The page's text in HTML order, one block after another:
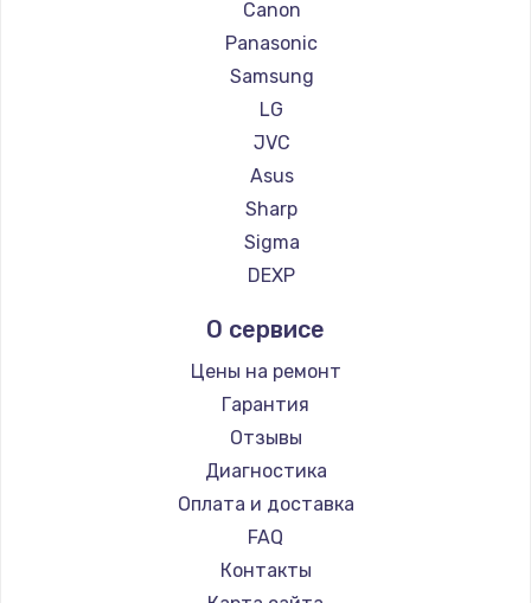
Замена регулятора режимов конфорки
900 руб.
Замена сенсорного датчика
1300 руб.
Заказать
Замена сигнальной лампы
1200 руб.
Заказать
Замена системной платы
1500 руб.
Замена температурного датчика
Canon
Panasonic
Samsung
LG
JVC
Asus
Sharp
Sigma
DEXP
О сервисе
Цены на ремонт
Гарантия
Отзывы
Диагностика
Оплата и доставка
FAQ
Контакты